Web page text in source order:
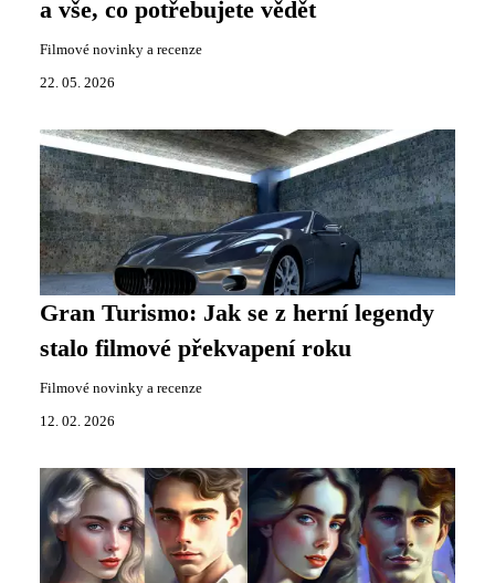
a vše, co potřebujete vědět
Filmové novinky a recenze
22. 05. 2026
Gran Turismo: Jak se z herní legendy
stalo filmové překvapení roku
Filmové novinky a recenze
12. 02. 2026